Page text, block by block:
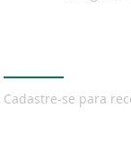
Cadastre-se para